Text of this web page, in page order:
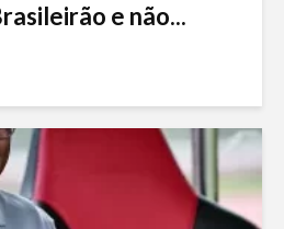
e não...